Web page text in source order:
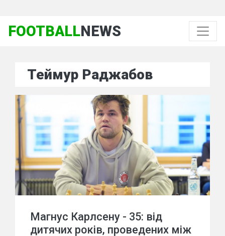
FOOTBALLNEWS
Теймур Раджабов
Магнус Карлсену - 35: від
дитячих років, проведених між